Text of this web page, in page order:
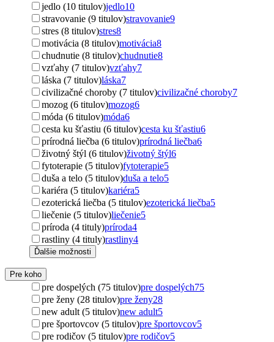
jedlo (10 titulov)jedlo10
stravovanie (9 titulov)stravovanie9
stres (8 titulov)stres8
motivácia (8 titulov)motivácia8
chudnutie (8 titulov)chudnutie8
vzťahy (7 titulov)vzťahy7
láska (7 titulov)láska7
civilizačné choroby (7 titulov)civilizačné choroby7
mozog (6 titulov)mozog6
móda (6 titulov)móda6
cesta ku šťastiu (6 titulov)cesta ku šťastiu6
prírodná liečba (6 titulov)prírodná liečba6
životný štýl (6 titulov)životný štýl6
fytoterapie (5 titulov)fytoterapie5
duša a telo (5 titulov)duša a telo5
kariéra (5 titulov)kariéra5
ezoterická liečba (5 titulov)ezoterická liečba5
liečenie (5 titulov)liečenie5
príroda (4 tituly)príroda4
rastliny (4 tituly)rastliny4
Ďalšie možnosti
Pre koho
pre dospelých (75 titulov)pre dospelých75
pre ženy (28 titulov)pre ženy28
new adult (5 titulov)new adult5
pre športovcov (5 titulov)pre športovcov5
pre rodičov (5 titulov)pre rodičov5